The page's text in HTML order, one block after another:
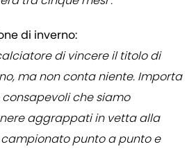
di inverno:
di vincere il titolo di
ma non conta niente. Importa
che siamo
aggrappati in vetta alla
punto a punto e